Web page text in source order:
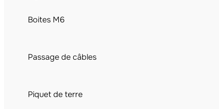
Boites M6
Passage de câbles
Piquet de terre